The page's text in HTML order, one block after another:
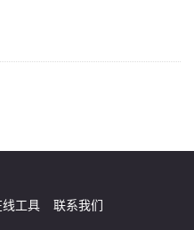
工具
联系我们